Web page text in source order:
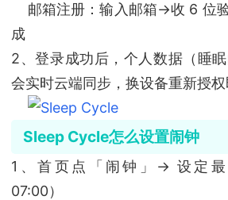
邮箱注册：输入邮箱→收 6 位
成
2、登录成功后，个人数据（睡眠
会实时云端同步，换设备重新授权
Sleep Cycle怎么设置闹钟
1、首页点「闹钟」→ 设定
07:00）